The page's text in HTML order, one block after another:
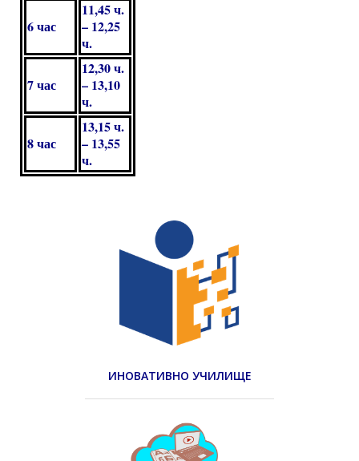
6 час
11,45 ч.
– 12,25
ч.
7 час
12,30 ч.
– 13,10
ч.
8 час
13,15 ч.
– 13,55
ч.
ИНОВАТИВНО УЧИЛИЩЕ